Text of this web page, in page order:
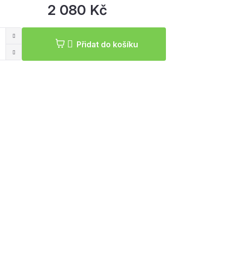
2 080 Kč
cena:
Přidat do košíku